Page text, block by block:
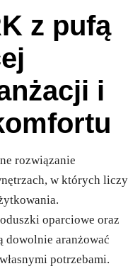
z pufą
i
rozwiązanie
w których liczy
oparciowe oraz
dowolnie aranżować
potrzebami.